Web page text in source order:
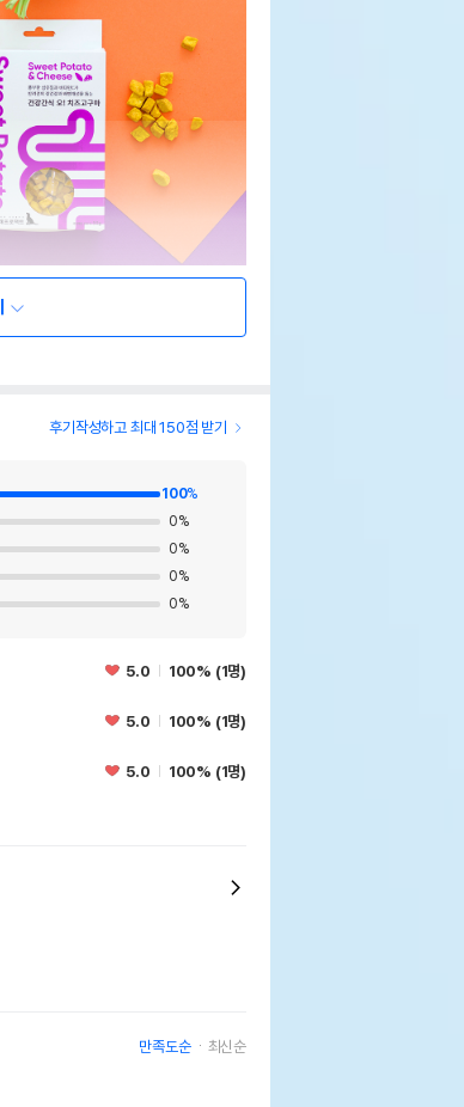
후기작성하고 최대 150점 받기
100%
0%
0%
0%
0%
5.0 100% (1명)
5.0 100% (1명)
5.0 100% (1명)
만족도순 최신순